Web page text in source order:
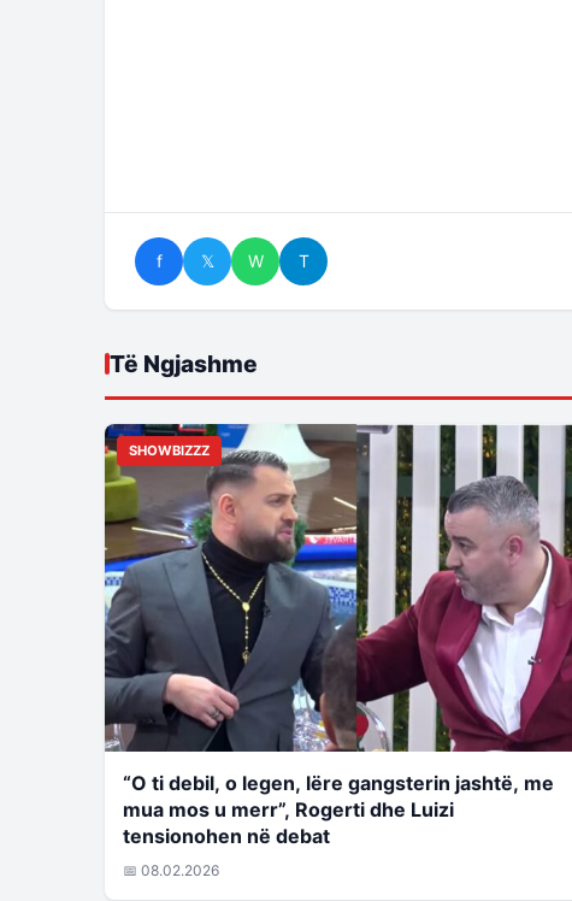
f 𝕏 W T
Të Ngjashme
SHOWBIZZZ
“O ti debil, o legen, lëre gangsterin jashtë, me
mua mos u merr”, Rogerti dhe Luizi
tensionohen në debat
📅 08.02.2026